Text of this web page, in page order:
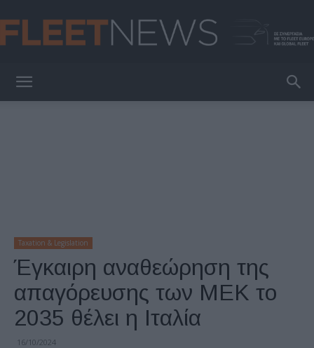
Taxation & Legislation
Έγκαιρη αναθεώρηση της
απαγόρευσης των ΜΕΚ το
2035 θέλει η Ιταλία
16/10/2024